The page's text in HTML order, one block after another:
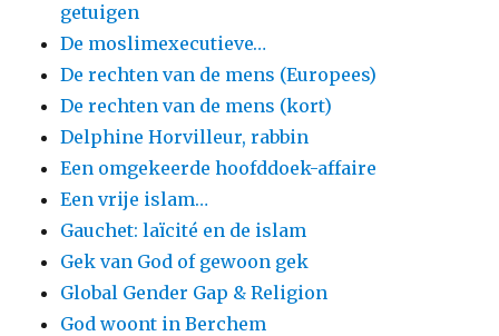
getuigen
De moslimexecutieve…
De rechten van de mens (Europees)
De rechten van de mens (kort)
Delphine Horvilleur, rabbin
Een omgekeerde hoofddoek-affaire
Een vrije islam…
Gauchet: laïcité en de islam
Gek van God of gewoon gek
Global Gender Gap & Religion
God woont in Berchem